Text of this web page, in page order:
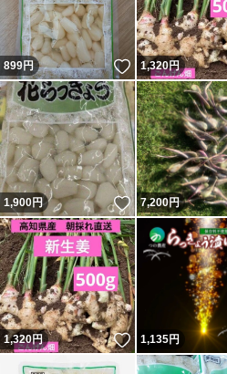
899円 いいね！
1,320円
1,900円 いいね！
7,200円
1,320円 いいね！
1,135円